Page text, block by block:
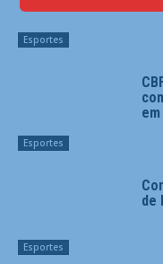
Esportes
Esportes
Esportes
de